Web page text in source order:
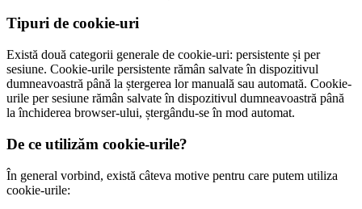
Tipuri de cookie-uri
Există două categorii generale de cookie-uri: persistente și per
sesiune. Cookie-urile persistente rămân salvate în dispozitivul
dumneavoastră până la ștergerea lor manuală sau automată. Cookie-
urile per sesiune rămân salvate în dispozitivul dumneavoastră până
la închiderea browser-ului, ștergându-se în mod automat.
De ce utilizăm cookie-urile?
În general vorbind, există câteva motive pentru care putem utiliza
cookie-urile: